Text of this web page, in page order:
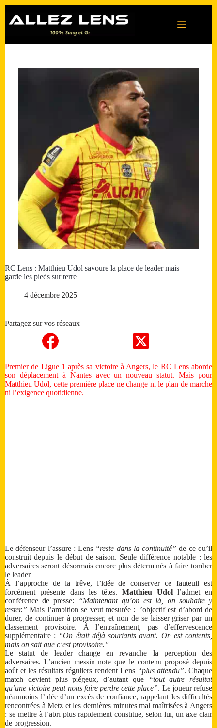
contenu
RC Lens : Matthieu Udol savoure la place de leader mais
garde les pieds sur terre
4 décembre 2025
Partagez sur vos réseaux
Premier de Ligue 1 après sa victoire à Angers, le RC Lens aborde
son déplacement à Nantes avec un nouveau statut. Mais pour
Matthieu Udol, cette première place ne change ni le plan de marche
ni l’exigence quotidienne.
Le défenseur l’assure : Lens “reste dans la continuité” de ce qu’il
construit depuis le début de saison. Seule différence notable : les
adversaires seront désormais encore plus déterminés à faire tomber
le leader.
À l’approche de la trêve, l’idée de conserver ce fauteuil est
forcément présente dans les têtes. Matthieu Udoll’admet en
conférence de presse:
“Maintenant qu’on est là, on souhaite y
rester.” Mais l’ambition se veut mesurée : l’objectif est d’abord de
durer, de continuer à progresser, et non de se laisser griser par un
classement provisoire. À l’entraînement, pas d’effervescence
supplémentaire : “On était déjà souriants avant. On est contents,
mais on sait que c’est provisoire.”
Le statut de leader change en revanche la perception des
adversaires. L’ancien messin note que le contenu proposé depuis
août et les résultats réguliers rendent Lens “plus attendu”. Chaque
match devient plus piégeux, d’autant que
“tout autre résultat
qu’une victoire peut nous faire perdre cette place”. Le joueur refuse
néanmoins l’idée d’un excès de confiance, rappelant les difficultés
rencontrées à Metz et les dernières minutes mal maîtrisées à Angers
: se mettre à l’abri plus rapidement constitue, selon lui, un axe clair
de progression.